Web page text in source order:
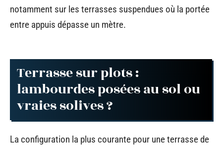
notamment sur les terrasses suspendues où la portée
entre appuis dépasse un mètre.
Terrasse sur plots :
lambourdes posées au sol ou
vraies solives ?
La configuration la plus courante pour une terrasse de